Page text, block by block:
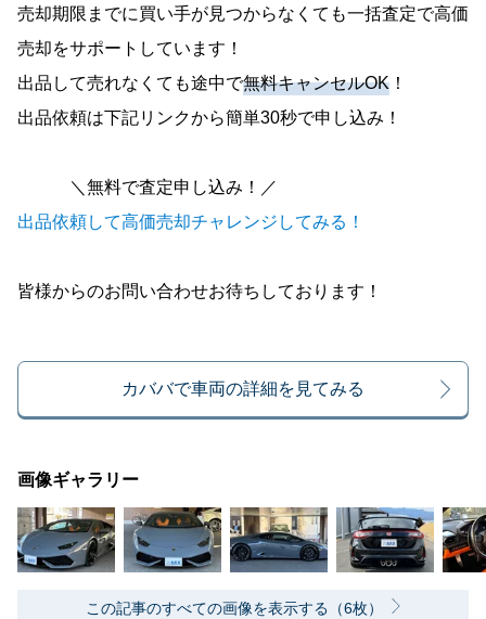
売却期限までに買い手が見つからなくても一括査定で高価
売却をサポートしています！
出品して売れなくても途中で無料キャンセルOK ！
出品依頼は下記リンクから簡単30秒で申し込み！
＼無料で査定申し込み！／
出品依頼して高価売却チャレンジしてみる！
皆様からのお問い合わせお待ちしております！
カババで車両の詳細を見てみる
画像ギャラリー
この記事のすべての画像を表示する（6枚）